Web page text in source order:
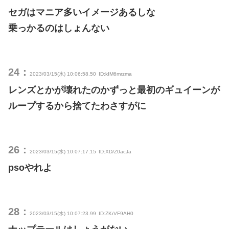
セガはマニア多いイメージあるしな
乗っかるのはしょんない
24： 2023/03/15(水) 10:06:58.50 ID:kIM6mrzma
レンズとかが壊れたのかずっと最初のギュイーンが
ループするから捨てたわさすがに
26： 2023/03/15(水) 10:07:17.15 ID:XD/Z0acJa
psoやれよ
28： 2023/03/15(水) 10:07:23.99 ID:ZKrVF9AH0